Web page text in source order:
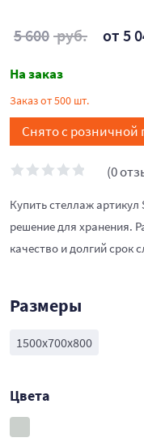
5 600 руб. от 5
На заказ
Заказ от 500 шт.
Снято с розничной
(0
Купить стеллаж артикул
решение для хранения.
качество и долгий срок
Размеры
1500х700х800
Цвета